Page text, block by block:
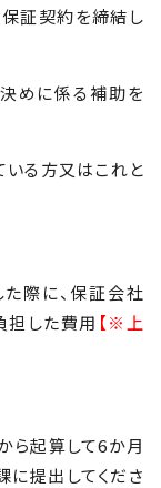
証契約を締結し
めに係る補助を
る方又はこれと
際に、保証会社
担した費用 【※上
ら起算して6か月
提出してくださ